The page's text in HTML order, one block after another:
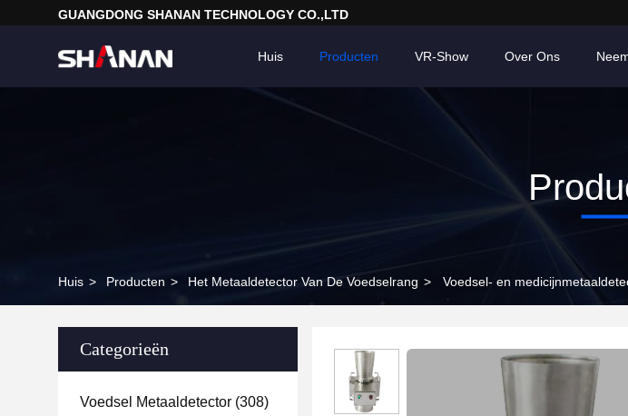
GUANGDONG SHANAN TECHNOLOGY CO.,LTD
Huis Producten VR-Show Over Ons
Huis > Producten > Het Metaaldetector Van De Voedselrang > Voedsel- en
Categorieën
Voedsel Metaaldetector (308)